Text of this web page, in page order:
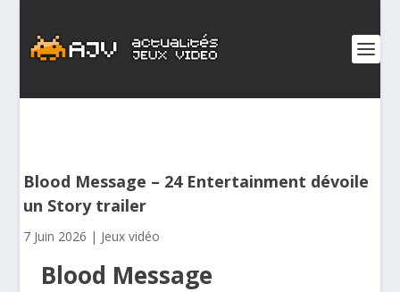
Blood Message – 24 Entertainment dévoile
un Story trailer
7 Juin 2026 | Jeux vidéo
Blood Message